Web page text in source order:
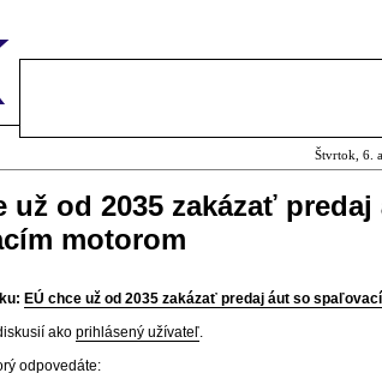
Štvrtok, 6.
už od 2035 zakázať predaj
motorom
EÚ chce už od 2035 zakázať predaj áut so
ako prihlásený užívateľ.
odpovedáte: